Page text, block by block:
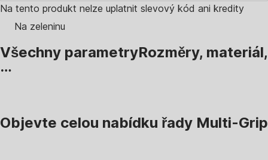
Na tento produkt nelze uplatnit slevový kód ani kredity
Na zeleninu
Všechny parametryRozměry, materiál,
…
Objevte celou nabídku řady Multi-Grip